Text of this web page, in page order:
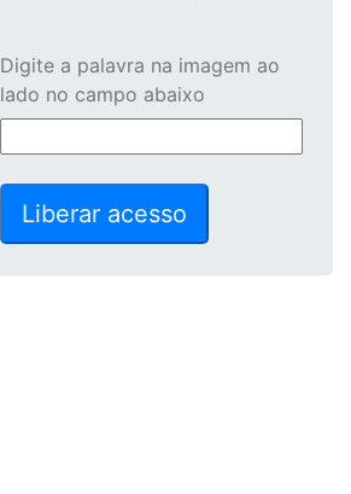
Digite a palavra na imagem ao
lado no campo abaixo